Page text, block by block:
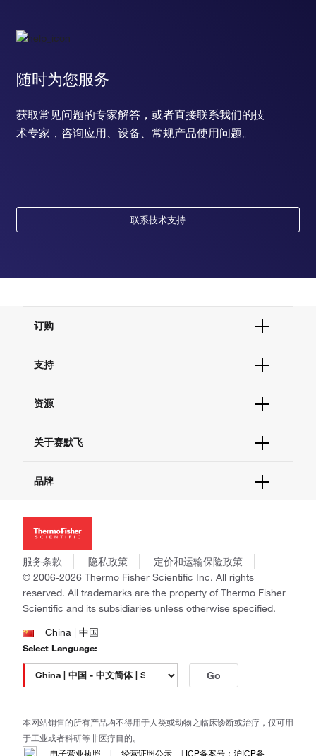
随时为您服务
获取常见问题的专家解答，或者直接联系我们的技
术专家，咨询应用、设备、常规产品使用问题。
联系技术支持
订购
订单支持
现货供应中心
支持
联系我们 - 400 820 8982
查找文件&证书
资源
促销
社交媒体
关于赛默飞
招聘
新闻
社会责任
商标
政策和通知
品牌
Applied Biosystems
Invitrogen
Gibco
Ion Torrent
Unity Lab Services
Patheon
PPD
服务条款 隐私政策
定价和运输保险政策
© 2006-2026 Thermo Fisher Scientific Inc. All rights
reserved. All trademarks are the property of Thermo Fisher
Scientific and its subsidiaries unless otherwise specified.
China | 中国
Select Language:
Go
本网站销售的所有产品均不得用于人类或动物之临床诊断或治疗，仅可用
于工业或者科研等非医疗目的。
电子营业执照
| 经营证照公示 | ICP备案号：沪ICP备